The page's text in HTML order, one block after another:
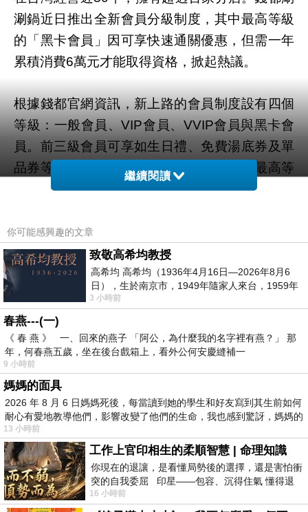
涮鍋近日推出全新會員分級制度，其中最高等級
的「黑卡會員」因可享快速通關優惠，但需一年
累積消費6萬元才能取得資格，掀起熱議。
根據錢都官網資訊，新上路的會員制度設有四個
等級：一般會員、VIP會員、VVIP會員與黑卡會
員。前三級會員可享如生日禮、免費湯底券及單
品券等基本優惠，依消費累積逐步升等。最高等
級的黑卡會員，則需一年內累積消費達6萬元，
通關券，僅限本人使用，無須排隊即可提前訂位
用餐。
其中最高等級的黑卡會員以每月一張的快速通關
券成為亮點，券持有者可提前一天預約，不受平
假日或時段限制，當日即可快速入座，但僅限本
人使用。除此之外，黑卡會員也享有VIP
的所有權益。
但想成為黑卡會員需在一年內累積消費6萬元，
以每次平均消費300元計算，需光顧約200次才能
達成，門檻被認為過高，對於普通消費者而言難
以實現，會員資格也非永久，需每年持續累積消
費才能維持。
繼續閱讀
你可能感興趣的文章
致敬高希均教授
高希均 高希均（1936年4月16日—2026年8月6
日），生於南京市，1949年隨家人來台，1959年
赴美深造並取得經濟發展博士學位。曾任
3 小時前
春燕---(一)
《 春 燕 》 一、回來的燕子 「阿公，為什麼我的名字裡有燕？」 那
年，何春燕五歲，坐在後台戲箱上，看外公何安慶縫補一
9 小時前
媽媽的面具
2026 年 8 月 6 日媽媽死後，每當讀到她的學生和好友寫到其生前如何
耐心有愛地教導他們，影響改變了他們的生命，我也感到驚訝，媽媽的
13 小時前
工作上官印相生的柔順智慧 | 命理知識
你現在的退讓，是看懂局勢後的選擇，還是害怕衝
突的自我委屈 印星——包容、沉得住氣 懂得退
一步觀察，不會
16 小時前